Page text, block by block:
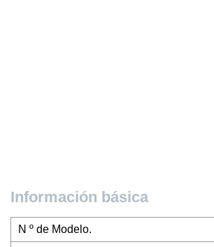
Información básica
N º de Modelo.